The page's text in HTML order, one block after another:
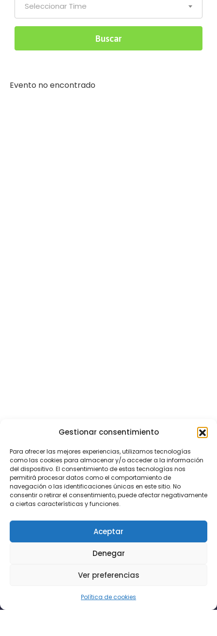
Gestionar consentimiento
Para ofrecer las mejores experiencias, utilizamos tecnologías
como las cookies para almacenar y/o acceder a la información
del dispositivo. El consentimiento de estas tecnologías nos
permitirá procesar datos como el comportamiento de
navegación o las identificaciones únicas en este sitio. No
consentir o retirar el consentimiento, puede afectar negativamente
a ciertas características y funciones.
Aceptar
Denegar
Ver preferencias
Política de cookies
Seleccionar Time
Evento no encontrado